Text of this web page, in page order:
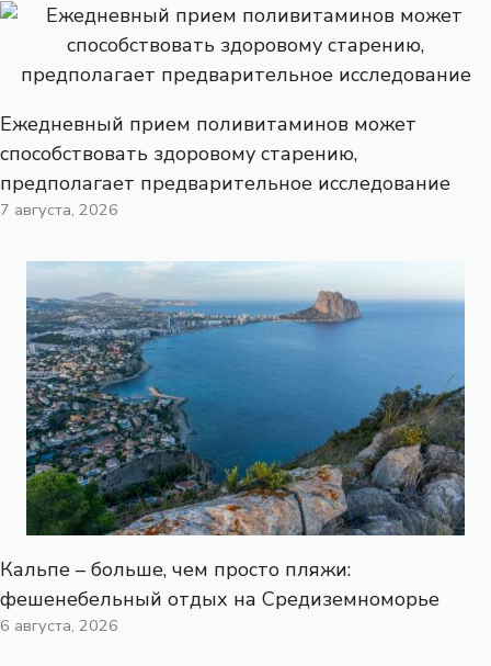
Ежедневный прием поливитаминов может
способствовать здоровому старению,
предполагает предварительное исследование
7 августа, 2026
Кальпе – больше, чем просто пляжи:
фешенебельный отдых на Средиземноморье
6 августа, 2026